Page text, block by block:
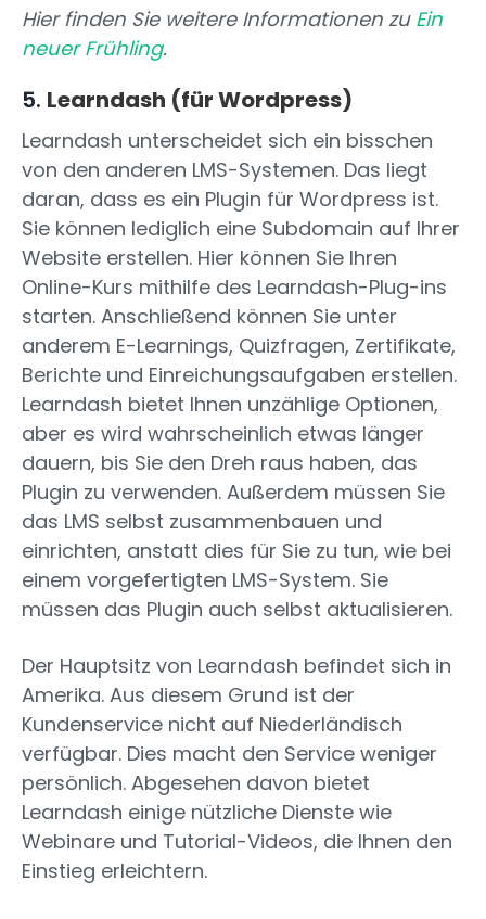
Hier finden Sie weitere Informationen zuEin
neuer Frühling.
5. Learndash (für Wordpress)
Learndash unterscheidet sich ein bisschen
von den anderen LMS-Systemen. Das liegt
daran, dass es ein Plugin für Wordpress ist.
Sie können lediglich eine Subdomain auf Ihrer
Website erstellen. Hier können Sie Ihren
Online-Kurs mithilfe des Learndash-Plug-ins
starten. Anschließend können Sie unter
anderem E-Learnings, Quizfragen, Zertifikate,
Berichte und Einreichungsaufgaben erstellen.
Learndash bietet Ihnen unzählige Optionen,
aber es wird wahrscheinlich etwas länger
dauern, bis Sie den Dreh raus haben, das
Plugin zu verwenden. Außerdem müssen Sie
das LMS selbst zusammenbauen und
einrichten, anstatt dies für Sie zu tun, wie bei
einem vorgefertigten LMS-System. Sie
müssen das Plugin auch selbst aktualisieren.
Der Hauptsitz von Learndash befindet sich in
Amerika. Aus diesem Grund ist der
Kundenservice nicht auf Niederländisch
verfügbar. Dies macht den Service weniger
persönlich. Abgesehen davon bietet
Learndash einige nützliche Dienste wie
Webinare und Tutorial-Videos, die Ihnen den
Einstieg erleichtern.